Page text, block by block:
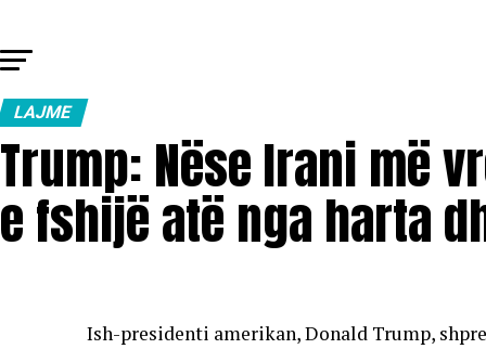
LAJME
Trump: Nëse Irani më
e fshijë atë nga harta
Ish-presidenti amerikan, Donald Trump,